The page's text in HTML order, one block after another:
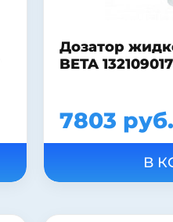
Дозатор
BETA 132109017
7803 руб.